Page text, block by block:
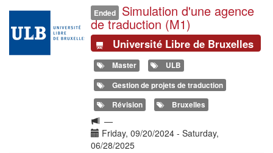
formation
Illustration
Ended Simulation d'une agence
de traduction (M1)
Université Libre de Bruxelles
Master
ULB
Gestion de projets de traduction
Révision
Bruxelles
Langue
de
la
—
Date(s)
Friday, 09/20/2024 - Saturday,
06/28/2025